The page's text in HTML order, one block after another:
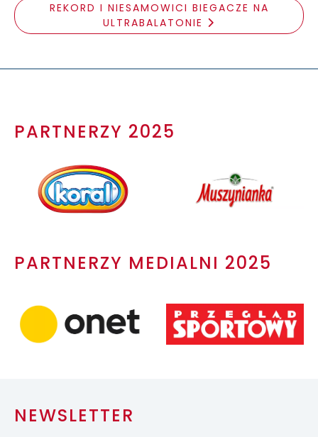
REKORD I NIESAMOWICI BIEGACZE NA
ULTRABALATONIE
PARTNERZY 2025
PARTNERZY MEDIALNI 2025
NEWSLETTER